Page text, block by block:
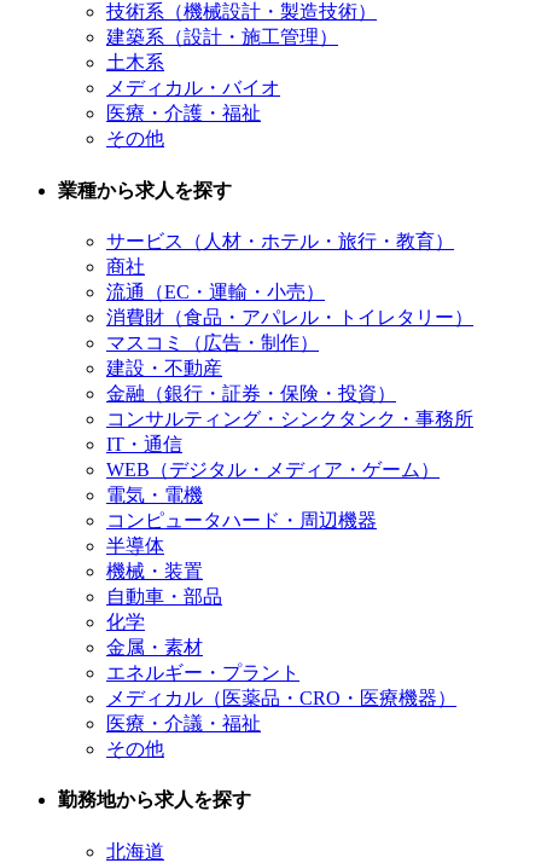
技術系（機械設計・製造技術）
建築系（設計・施工管理）
土木系
メディカル・バイオ
医療・介護・福祉
その他
業種から求人を探す
サービス（人材・ホテル・旅行・教育）
商社
流通（EC・運輸・小売）
消費財（食品・アパレル・トイレタリー）
マスコミ（広告・制作）
建設・不動産
金融（銀行・証券・保険・投資）
コンサルティング・シンクタンク・事務所
IT・通信
WEB（デジタル・メディア・ゲーム）
電気・電機
コンピュータハード・周辺機器
半導体
機械・装置
自動車・部品
化学
金属・素材
エネルギー・プラント
メディカル（医薬品・CRO・医療機器）
医療・介議・福祉
その他
勤務地から求人を探す
北海道